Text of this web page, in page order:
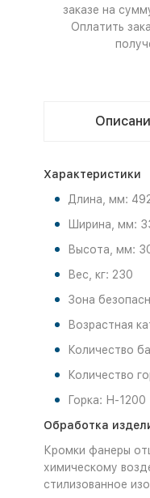
заказе на
Оплатить
Характеристики
Длина, мм:
Ширина, мм:
Высота, мм:
Вес, кг: 230
Зона
Возрастная
Количество
Количество
Горка: Н-1200
Обработка
Кромки фанеры
химическому
стилизованное